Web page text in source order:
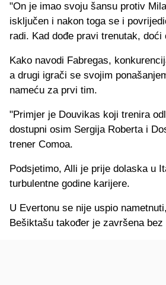
"On je imao svoju šansu protiv
isključen i nakon toga se i
radi. Kad dođe pravi trenutak,
Kako navodi Fabregas,
a drugi igrači se svojim
nameću za prvi tim.
"Primjer je Douvikas koji trenira
dostupni osim Sergija Roberta i
trener Comoa.
Podsjetimo, Alli je prije dolaska u
turbulentne godine karijere.
U Evertonu se nije uspio
Bešiktašu također je završena